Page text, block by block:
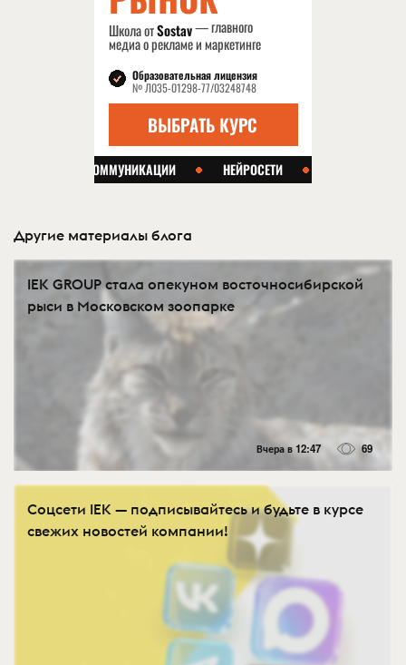
Другие материалы блога
IEK GROUP стала опекуном восточносибирской
рыси в Московском зоопарке
Вчера в 12:47 69
Соцсети IEK — подписывайтесь и будьте в курсе
свежих новостей компании!